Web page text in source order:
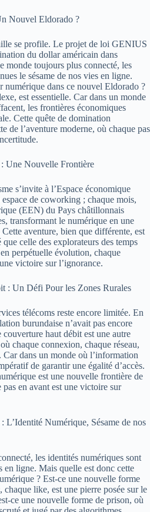
Nouvel Eldorado ?
se profile. Le projet de loi GENIUS
du dollar américain dans
monde toujours plus connecté, les
le sésame de nos vies en ligne.
dans ce nouvel Eldorado ?
est essentielle. Car dans un monde
les frontières économiques
Cette quête de domination
de l’aventure moderne, où chaque pas
Une Nouvelle Frontière
s’invite à l’Espace économique
espace de coworking ; chaque mois,
(EEN) du Pays châtillonnais
transformant le numérique en une
aventure, bien que différente, est
celle des explorateurs des temps
perpétuelle évolution, chaque
victoire sur l’ignorance.
: Un Défi Pour les Zones Rurales
télécoms reste encore limitée. En
burundaise n’avait pas encore
couverture haut débit est une autre
chaque connexion, chaque réseau,
dans un monde où l’information
de garantir une égalité d’accès.
est une nouvelle frontière de
en avant est une victoire sur
Numérique, Sésame de nos
les identités numériques sont
en ligne. Mais quelle est donc cette
? Est-ce une nouvelle forme
like, est une pierre posée sur le
ce une nouvelle forme de prison, où